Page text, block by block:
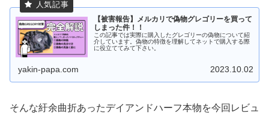
【被害報告】メルカリで偽物グレゴリーを買って
しまった件！！
この記事では実際に購入したグレゴリーの偽物について紹
介しています。偽物の特徴を理解してネットで購入する際
に役立ててみて下さい。
yakin-papa.com 2023.10.02
そんな紆余曲折あったデイアンドハーフ本物を今回レビュ